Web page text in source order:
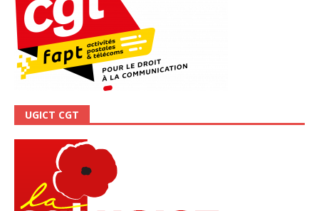
UGICT CGT